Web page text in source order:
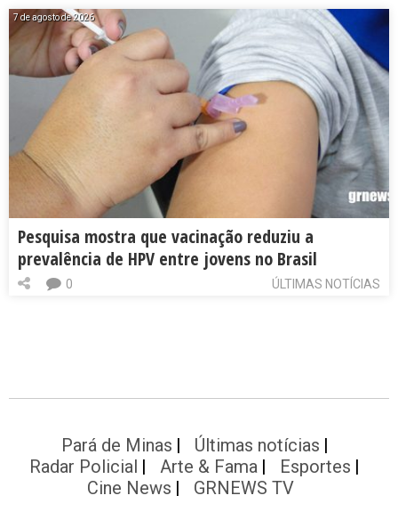
7 de agosto de 2026
Pesquisa mostra que vacinação reduziu a
prevalência de HPV entre jovens no Brasil
ÚLTIMAS NOTÍCIAS
0
Pará de Minas
Últimas notícias
Radar Policial
Arte & Fama
Esportes
Cine News
GRNEWS TV